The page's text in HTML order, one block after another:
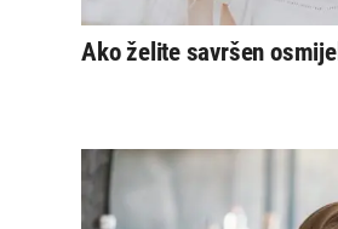
Ako želite savršen